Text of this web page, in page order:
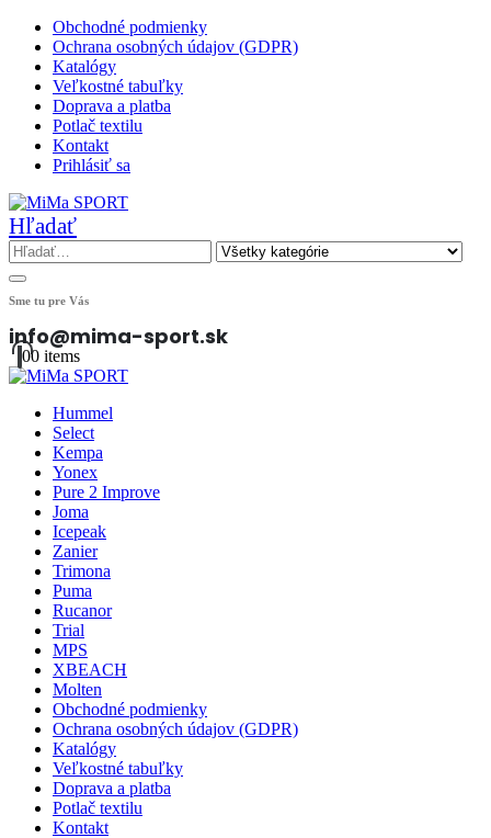
Obchodné podmienky
Ochrana osobných údajov (GDPR)
Katalógy
Veľkostné tabuľky
Doprava a platba
Potlač textilu
Kontakt
Prihlásiť sa
Hľadať
Sme tu pre Vás
info@mima-sport.sk
00 items
Hummel
Select
Kempa
Yonex
Pure 2 Improve
Joma
Icepeak
Zanier
Trimona
Puma
Rucanor
Trial
MPS
XBEACH
Molten
Obchodné podmienky
Ochrana osobných údajov (GDPR)
Katalógy
Veľkostné tabuľky
Doprava a platba
Potlač textilu
Kontakt